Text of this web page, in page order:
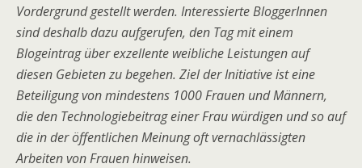
Vordergrund gestellt werden. Interessierte BloggerInnen
sind deshalb dazu aufgerufen, den Tag mit einem
Blogeintrag über exzellente weibliche Leistungen auf
diesen Gebieten zu begehen. Ziel der Initiative ist eine
Beteiligung von mindestens 1000 Frauen und Männern,
die den Technologiebeitrag einer Frau würdigen und so auf
die in der öffentlichen Meinung oft vernachlässigten
Arbeiten von Frauen hinweisen.